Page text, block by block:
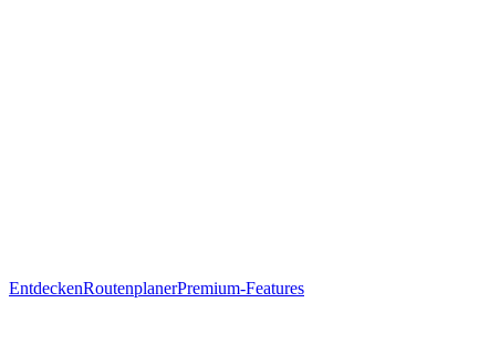
EntdeckenRoutenplanerPremium-Features